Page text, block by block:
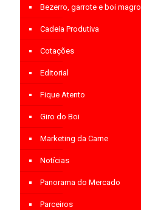
Bezerro, garrote e boi magro
Cadeia Produtiva
Cotações
Editorial
Fique Atento
Giro do Boi
Marketing da Carne
Notícias
Panorama do Mercado
Parceiros